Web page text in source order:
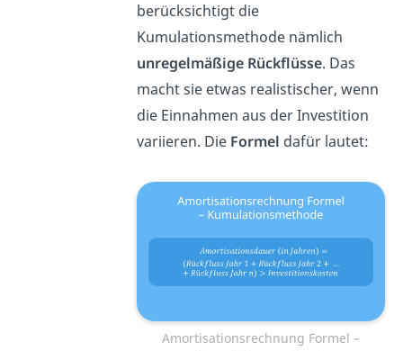
berücksichtigt die
Kumulationsmethode nämlich
unregelmäßige Rückflüsse. Das
macht sie etwas realistischer, wenn
die Einnahmen aus der Investition
variieren. Die Formel dafür lautet:
Amortisationsrechnung Formel –